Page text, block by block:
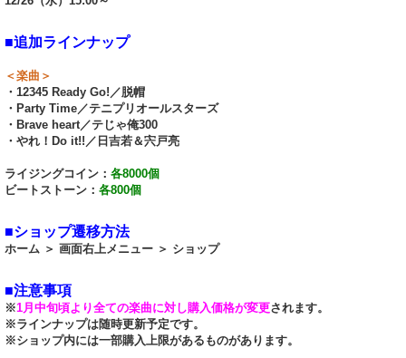
■追加ラインナップ
＜楽曲＞
・12345 Ready Go!／脱帽
・Party Time／テニプリオールスターズ
・Brave heart／テじゃ俺300
・やれ！Do it!!／日吉若＆宍戸亮
ライジングコイン： 各8000個
ビートストーン： 各800個
■ショップ遷移方法
ホーム ＞ 画面右上メニュー ＞ ショップ
■注意事項
※1月中旬頃より全ての楽曲に対し購入価格が変更されます。
※ラインナップは随時更新予定です。
※ショップ内には一部購入上限があるものがあります。